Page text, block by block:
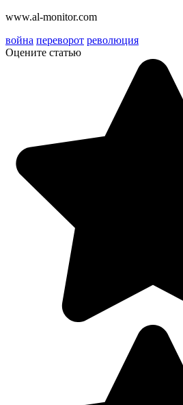
www.al-monitor.com
война переворот революция
Оцените статью